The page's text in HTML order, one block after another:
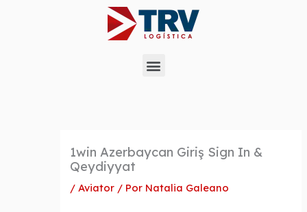
Menu
1win Azerbaycan Giriş Sign In &
Qeydiyyat
/Aviator / Por Natalia Galeano